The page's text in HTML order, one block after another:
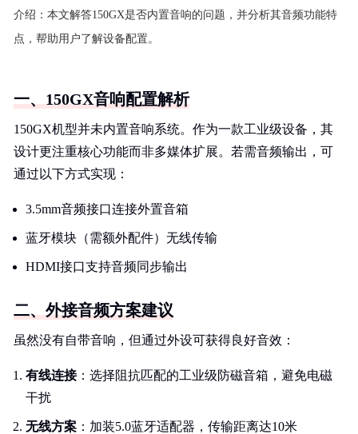
介绍： 本文解答150GX是否内置音响的问题，并分析其音频功能特
点，帮助用户了解设备配置。
一、150GX音响配置解析
150GX机型并未内置音响系统。作为一款工业级设备，其
设计更注重核心功能而非多媒体扩展。若需音频输出，可
通过以下方式实现：
3.5mm音频接口连接外置音箱
蓝牙模块（需额外配件）无线传输
HDMI接口支持音频同步输出
二、外接音频方案建议
虽然没有自带音响，但通过外设可获得良好音效：
有线连接：选择阻抗匹配的工业级防磁音箱，避免电磁
干扰
无线方案 ：加装5.0蓝牙适配器，传输距离达10米